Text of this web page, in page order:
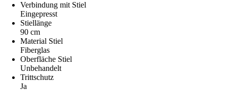
Verbindung mit Stiel
Eingepresst
Stiellänge
90 cm
Material Stiel
Fiberglas
Oberfläche Stiel
Unbehandelt
Trittschutz
Ja